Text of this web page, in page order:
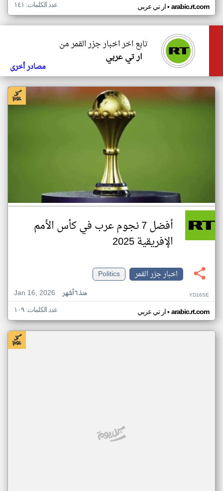
ار تي عربي• arabic.rt.com عدد الكلمات: ١٤١
تابع اخر اخبار جزر القمر من
ار تي عربي
مصادر أخرى
أفضل 7 نجوم عرب في كأس الأمم
الإفريقية 2025
اخبار جزر القمر
Politics
Jan 16, 2026
منذ ٦ أشهر YD16SE
ار تي عربي• arabic.rt.com عدد الكلمات: ١٠٩